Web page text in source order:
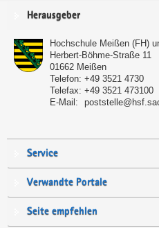
Service
Herausgeber
Hochschule Meißen (FH)
Herbert-Böhme-Straße 11
01662 Meißen
Telefon: +49 3521 4730
Telefax: +49 3521 473100
E-Mail:
Service
Verwandte Portale
Seite empfehlen